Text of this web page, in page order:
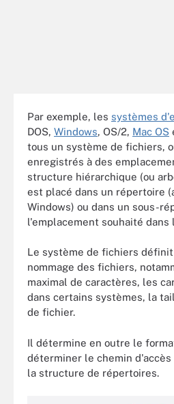
Par exemple, les systèmes
DOS, Windows, OS/2, Mac OS
tous un système de fichiers,
enregistrés à des
structure hiérarchique (ou
est placé dans un répertoire
Windows) ou dans un sous-
l'emplacement souhaité dans
Le système de fichiers
nommage des fichiers,
maximal de caractères, les
dans certains systèmes, la
de fichier.
Il détermine en outre le
déterminer le chemin
la structure de répertoires.